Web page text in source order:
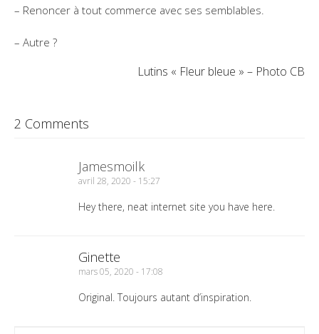
– Renoncer à tout commerce avec ses semblables.
– Autre ?
Lutins « Fleur bleue » – Photo CB
2 Comments
Jamesmoilk
avril 28, 2020 - 15:27
Hey there, neat internet site you have here.
Ginette
mars 05, 2020 - 17:08
Original. Toujours autant d’inspiration.